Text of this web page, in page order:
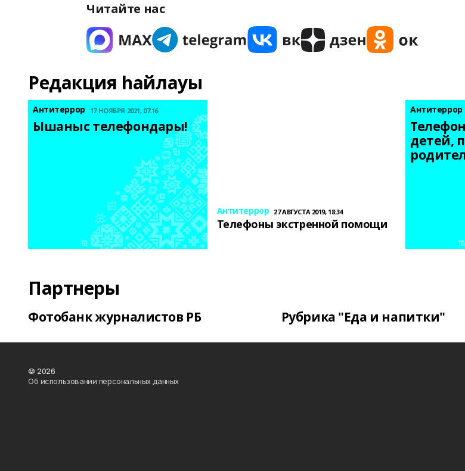
Читайте нас
Редакция һайлауы
Антитеррор 17 НОЯБРЯ 2021, 07:16
Ышаныс телефондары!
Антитеррор 27 АВГУСТА 2019, 18:34
Телефоны экстренной помощи
Антитеррор
детей,
Партнеры
Фотобанк журналистов РБ Рубрика "Еда и напитки"
© 2026
Об использовании персональных данных